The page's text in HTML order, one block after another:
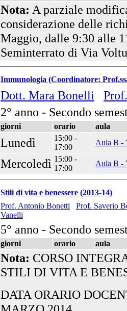
Nota: A parziale
considerazione delle
Maggio, dalle 9:30 alle
Seminterrato di Via
Immunologia (Coordinatore:
Dott. Mara Bonelli
2° anno - Secondo
giorni orario aula
Lunedì
15:00 -
17:00
Aula B -
Mercoledì 15:00 -
17:00
Aula B -
Stili di vita e benessere (2013-14)
Prof. Antonio Bonetti
Prof. Saverio
Vanelli
5° anno - Secondo
giorni orario aula
Nota: CORSO
STILI DI VITA E
DATA ORARIO